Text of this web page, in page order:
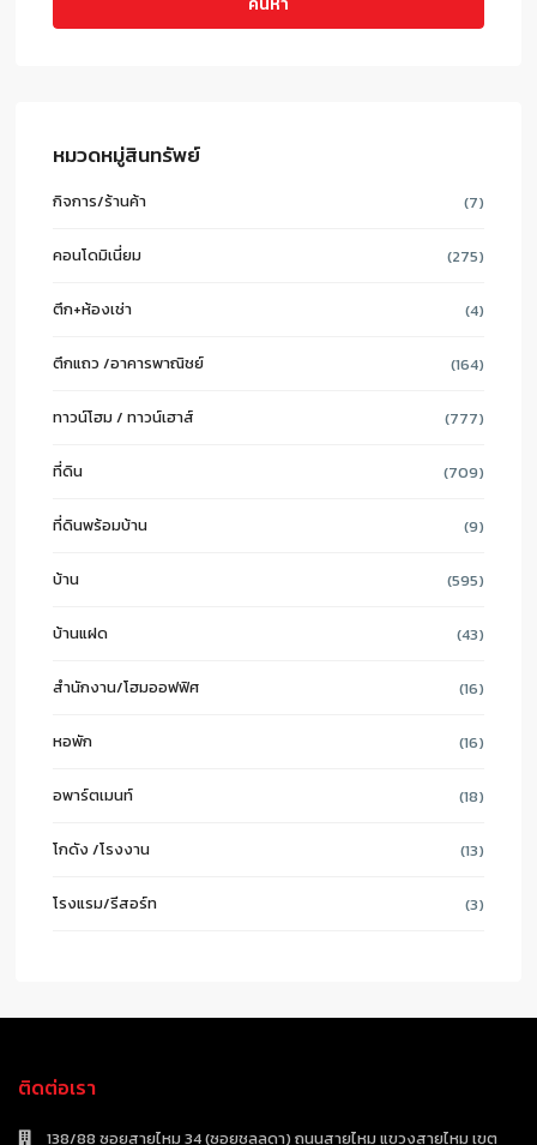
หมวดหมู่สินทรัพย์
กิจการ/ร้านค้า (7)
คอนโดมิเนี่ยม (275)
ตึก+ห้องเช่า (4)
ตึกแถว /อาคารพาณิชย์ (164)
ทาวน์โฮม / ทาวน์เฮาส์ (777)
ที่ดิน (709)
ที่ดินพร้อมบ้าน (9)
บ้าน (595)
บ้านแฝด (43)
สำนักงาน/โฮมออฟฟิศ (16)
หอพัก (16)
อพาร์ตเมนท์ (18)
โกดัง /โรงงาน (13)
โรงแรม/รีสอร์ท (3)
ติดต่อเรา
138/88 ซอยสายไหม 34 (ซอยชลลดา) ถนนสายไหม แขวงสายไหม เขต